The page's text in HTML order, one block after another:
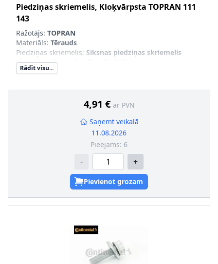
Piedziņas skriemelis, Kloķvārpsta TOPRAN 111
143
Ražotājs: TOPRAN
Materiāls: Tērauds
Piedziņas skriemelis: Siksnas piedziņas skriemelis
Svārstības:bez svārstību slāpētāja
Rādīt visu...
4,91 € ar PVN
Saņemt veikalā
11.08.2026
Pieejams: 6
- +
Pievienot grozam